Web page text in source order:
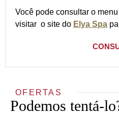
Você pode consultar o
visitar o site do Elya Spa
OFERTAS
Podemos tentá-